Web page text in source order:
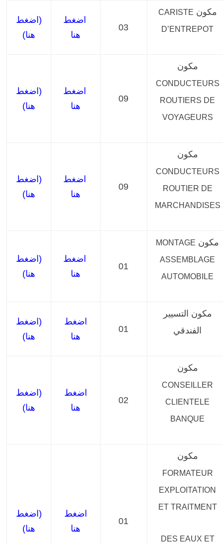
(اضغط
هنا)
اضغط
هنا
03
مكون CARISTE
D’ENTREPOT
(اضغط
هنا)
اضغط
هنا
09
مكون
CONDUCTEURS
ROUTIERS DE
VOYAGEURS
(اضغط
هنا)
اضغط
هنا
09
مكون
CONDUCTEURS
ROUTIER DE
MARCHANDISES
(اضغط
هنا)
اضغط
هنا
01
مكون MONTAGE
ASSEMBLAGE
AUTOMOBILE
(اضغط
هنا)
اضغط
هنا
01
مكون التسيير
الفندقي
(اضغط
هنا)
اضغط
هنا
02
مكون
CONSEILLER
CLIENTELE
BANQUE
(اضغط
هنا)
اضغط
هنا
01
مكون
FORMATEUR
EXPLOITATION
ET TRAITMENT
DES EAUX ET